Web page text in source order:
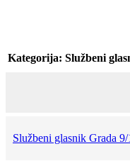
Kategorija: Službeni
Službeni glasnik Grada 9/